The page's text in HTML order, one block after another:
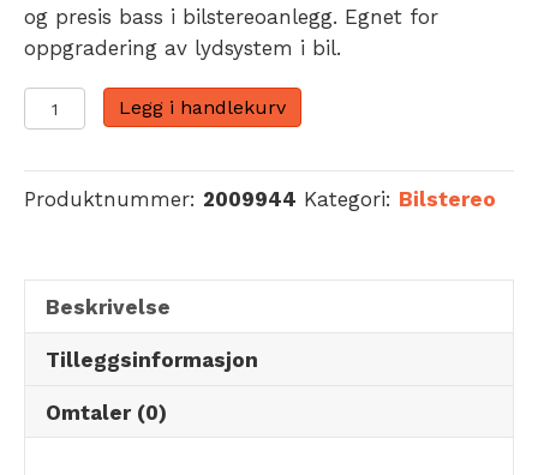
og presis bass i bilstereoanlegg. Egnet for
oppgradering av lydsystem i bil.
Alpine
S2-
W12D2
12"
Legg i handlekurv
Produktnummer: 2009944 Kategori: Bilstereo
Beskrivelse
Tilleggsinformasjon
Omtaler (0)